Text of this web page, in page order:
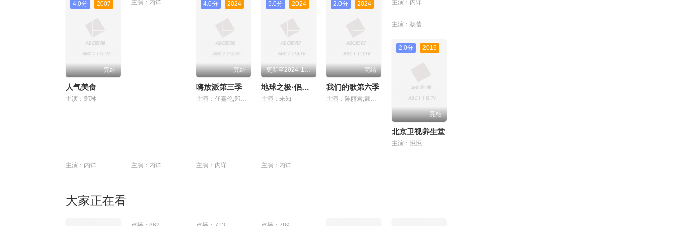
4.0分 2007
完结
人气美食
主演：郑琳
主演：内详 4.0分 2024
完结
嗨放派第三季
主演：任嘉伦,郑恺,孙艺洲,小鬼,李昀锐,高瀚宇
5.0分 2024
更新至2024-10-08期期
地球之极·侣行第九季上篇
主演：未知
2.0分 2024
完结
我们的歌第六季
主演：陈丽君,戴佩妮,大张伟,摩登兄弟刘宇宁,毛不易,张清芳,迈克学摇滚
主演：内详
主演：杨蕾
2.0分 2016
完结
北京卫视养生堂
主演：悦悦
主演：内详 主演：内详 主演：内详 主演：内详
大家正在看